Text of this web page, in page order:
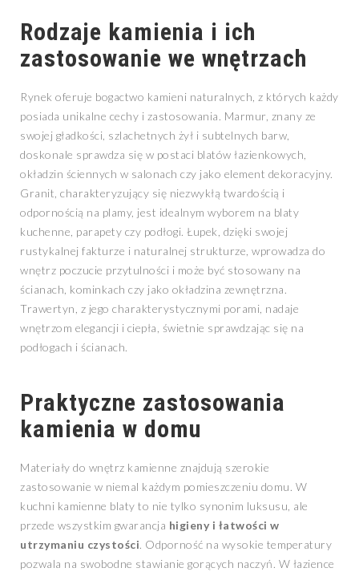
Rodzaje kamienia i ich
zastosowanie we wnętrzach
Rynek oferuje bogactwo kamieni naturalnych, z których każdy
posiada unikalne cechy i zastosowania. Marmur, znany ze
swojej gładkości, szlachetnych żył i subtelnych barw,
doskonale sprawdza się w postaci blatów łazienkowych,
okładzin ściennych w salonach czy jako element dekoracyjny.
Granit, charakteryzujący się niezwykłą twardością i
odpornością na plamy, jest idealnym wyborem na blaty
kuchenne, parapety czy podłogi. Łupek, dzięki swojej
rustykalnej fakturze i naturalnej strukturze, wprowadza do
wnętrz poczucie przytulności i może być stosowany na
ścianach, kominkach czy jako okładzina zewnętrzna.
Trawertyn, z jego charakterystycznymi porami, nadaje
wnętrzom elegancji i ciepła, świetnie sprawdzając się na
podłogach i ścianach.
Praktyczne zastosowania
kamienia w domu
Materiały do wnętrz kamienne znajdują szerokie
zastosowanie w niemal każdym pomieszczeniu domu. W
kuchni kamienne blaty to nie tylko synonim luksusu, ale
przede wszystkim gwarancja higieny i łatwości w
utrzymaniu czystości. Odporność na wysokie temperatury
pozwala na swobodne stawianie gorących naczyń. W łazience